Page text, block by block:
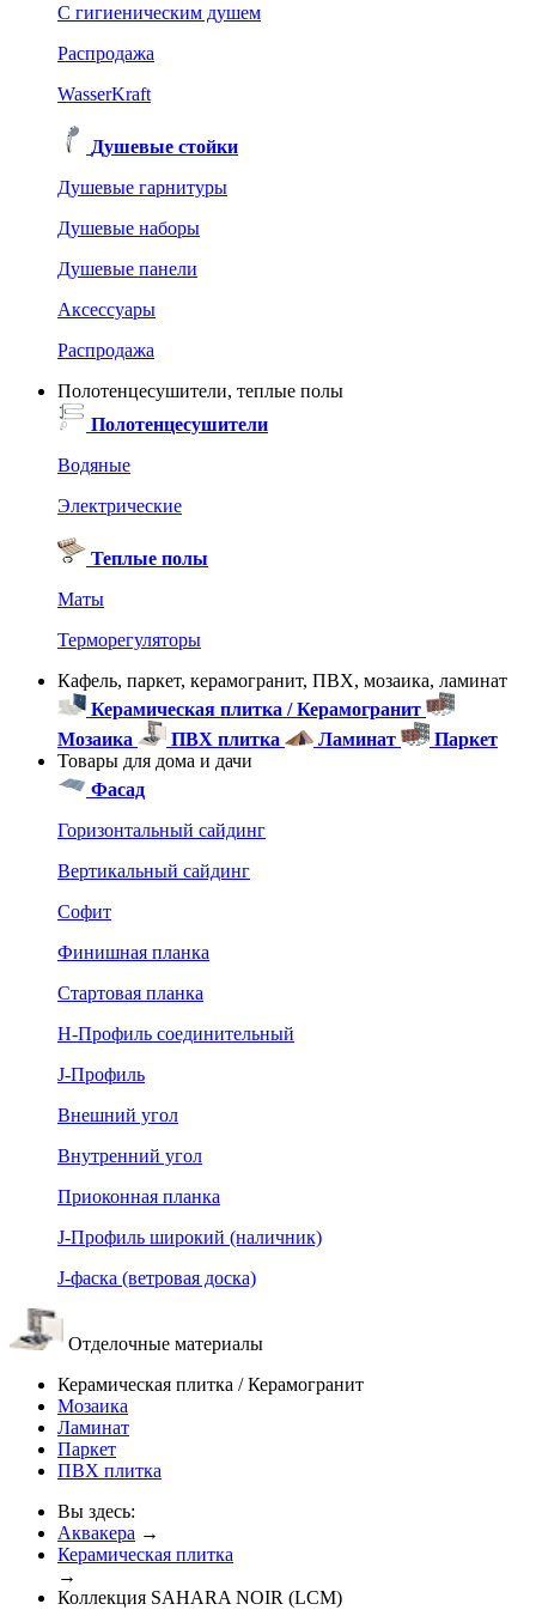
C гигиеническим душем
Распродажа
WasserKraft
Душевые стойки
Душевые гарнитуры
Душевые наборы
Душевые панели
Аксессуары
Распродажа
Полотенцесушители, теплые полы
Полотенцесушители
Водяные
Электрические
Теплые полы
Маты
Терморегуляторы
Кафель, паркет, керамогранит, ПВХ, мозаика, ламинат
Керамическая плитка / Керамогранит
Мозаика
ПВХ плитка Ламинат
Паркет
Товары для дома и дачи
Фасад
Горизонтальный сайдинг
Вертикальный сайдинг
Софит
Финишная планка
Стартовая планка
Н-Профиль соединительный
J-Профиль
Внешний угол
Внутренний угол
Приоконная планка
J-Профиль широкий (наличник)
J-фаска (ветровая доска)
Отделочные материалы
Керамическая плитка / Керамогранит
Мозаика
Ламинат
Паркет
ПВХ плитка
Вы здесь:
Аквакера →
Керамическая плитка
→
Коллекция SAHARA NOIR (LCM)